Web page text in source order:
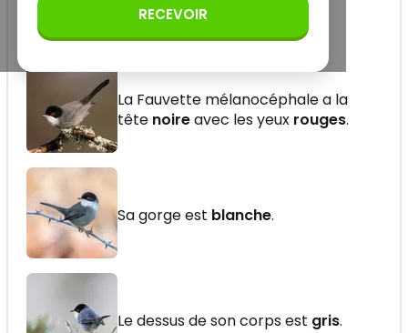
La Fauvette mélanocéphale a la
tête noireavec les yeux rouges.
Sa gorge est blanche.
Le dessus de son corps est gris.
RECEVOIR